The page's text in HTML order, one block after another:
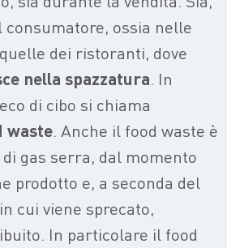
ossia nelle
dei ristoranti, dove
nella spazzatura. In
di cibo si chiama
waste. Anche il food waste è
gas serra, dal momento
prodotto e, a seconda del
cui viene sprecato,
In particolare il food